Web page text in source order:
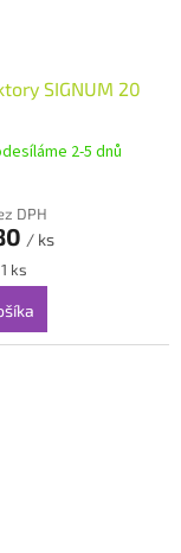
SIGNUM 20
2-5 dnů
DPH
/ ks
ks